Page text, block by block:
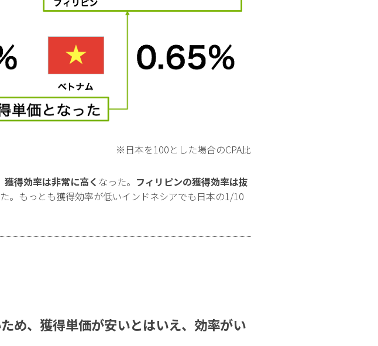
※日本を100とした場合のCPA比
得効率は非常に高く なった。 フィリピンの獲得効率は抜
。もっとも獲得効率が低いインドネシアでも日本の1/10
め、獲得単価が安いとはいえ、効率がい